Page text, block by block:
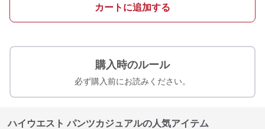
カートに追加する
購入時のルール
必ず購入前にお読みください。
ハイウエスト パンツカジュアルの人気アイテム